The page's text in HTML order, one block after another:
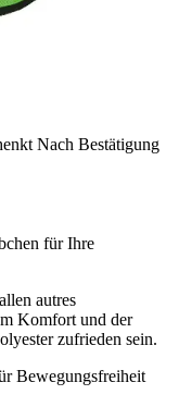
Nach Bestätigung
für Ihre
autres
Komfort und der
zufrieden sein.
Bewegungsfreiheit